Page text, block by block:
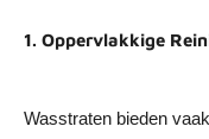
1. Oppervlakkige
Wasstraten bieden